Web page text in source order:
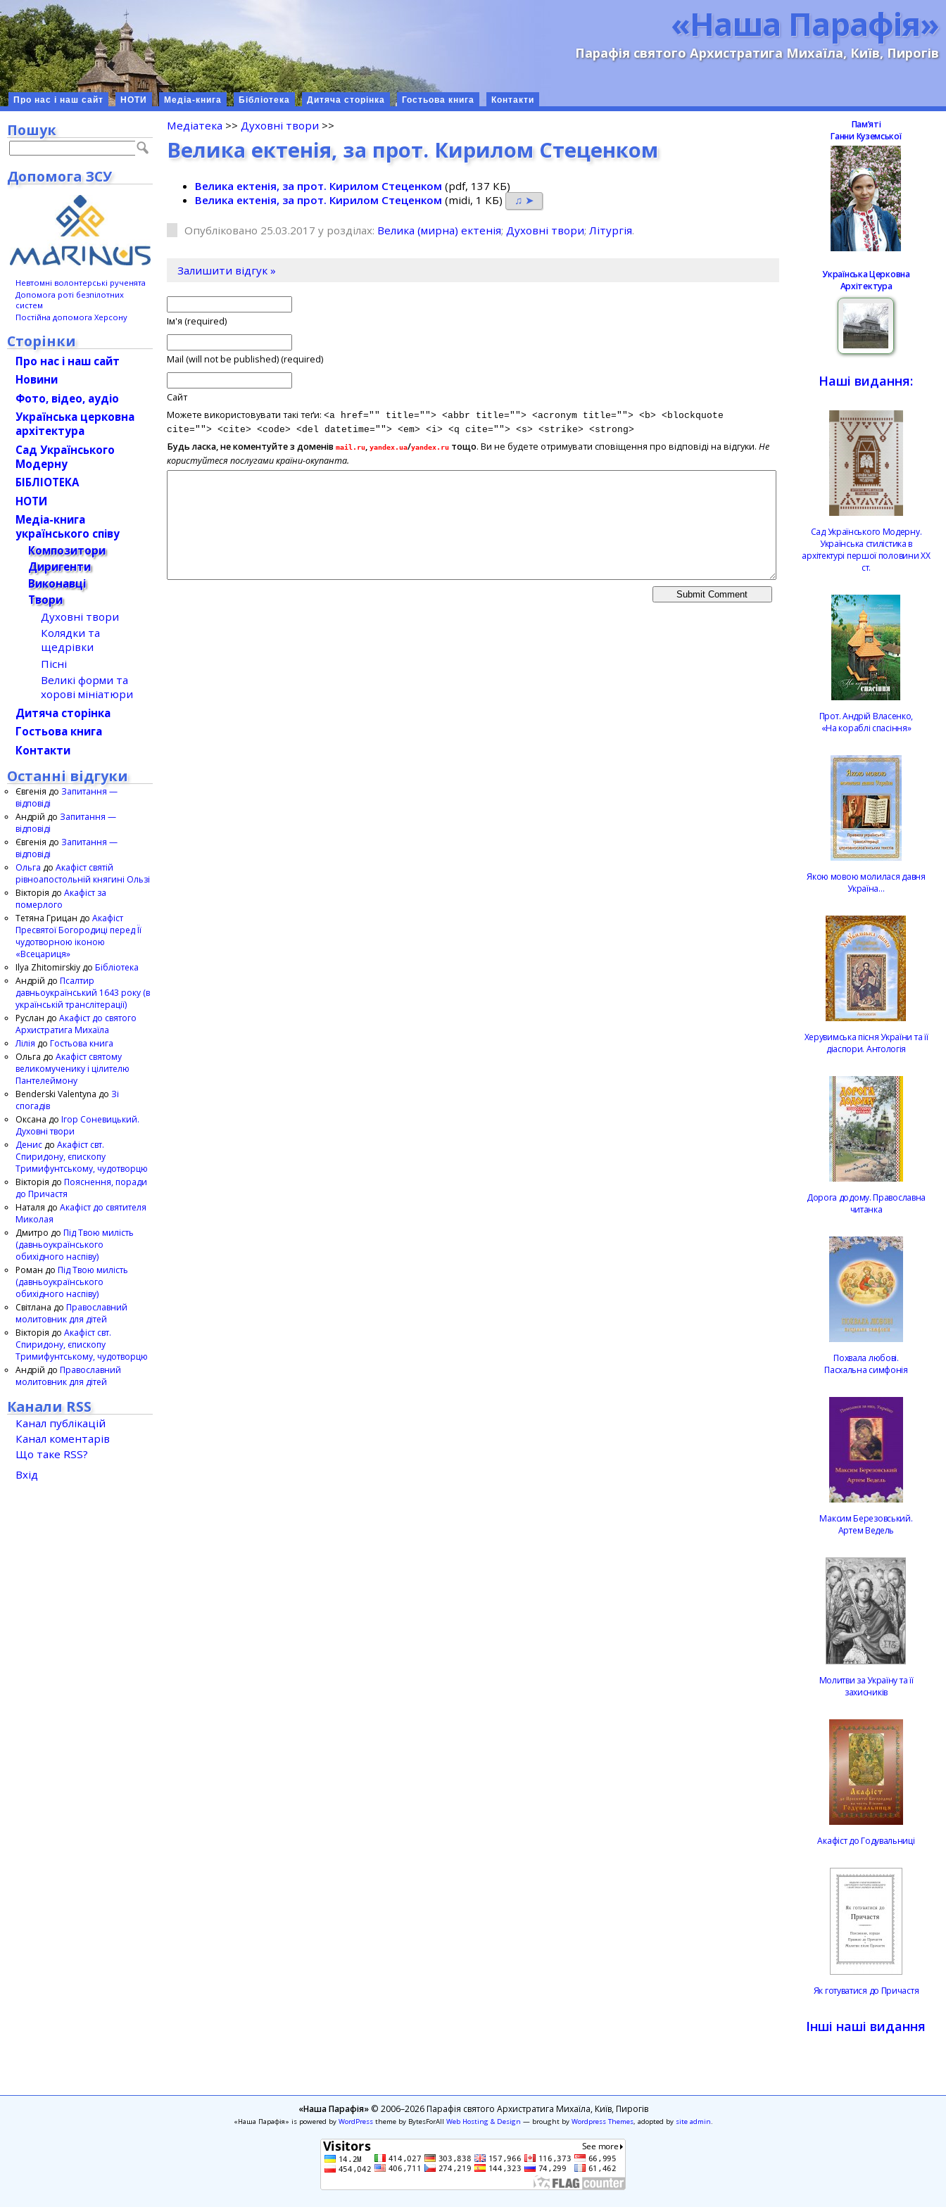
«Наша Парафія»
Парафія святого Архистратига Михаїла, Київ, Пирогів
Про нас і наш сайт НОТИ Медіа-книга Бібліотека Дитяча сторінка Гостьова книга Контакти
Медіатека >>Духовні твори >>
Велика ектенія, за прот. Кирилом Стеценком
Велика ектенія, за прот. Кирилом Стеценком (pdf, 137 КБ)
Велика ектенія, за прот. Кирилом Стеценком (midi, 1 КБ) ♫ ➤
Опубліковано 25.03.2017 у розділах: Велика (мирна) ектенія; Духовні твори; Літургія.
Залишити відгук »
Ім'я (required)
Mail (will not be published) (required)
Сайт
Можете використовувати такі теґи:<a href="" title=""> <abbr title=""> <acronym title=""> <b> <blockquote
cite=""> <cite> <code> <del datetime=""> <em> <i> <q cite=""> <s> <strike> <strong>
Будь ласка, не коментуйте з доменівmail.ru,yandex.ua/yandex.ru тощо. Ви не будете отримувати сповіщення про відповіді на відгуки.Не
користуйтеся послугами країни-окупанта.
Пошук
Допомога ЗСУ
Невтомні волонтерські рученята
Допомога роті безпілотних
систем
Постійна допомога Херсону
Сторінки
Про нас і наш сайт
Новини
Фото, відео, аудіо
Українська церковна
архітектура
Сад Українського
Модерну
БІБЛІОТЕКА
НОТИ
Медіа-книга
українського співу
Композитори
Диригенти
Виконавці
Твори
Духовні твори
Колядки та
щедрівки
Пісні
Великі форми та
хорові мініатюри
Дитяча сторінка
Гостьова книга
Контакти
Останні відгуки
Євгенія до Запитання —
відповіді
Андрій до Запитання —
відповіді
Євгенія до Запитання —
відповіді
Ольга до Акафіст святій
рівноапостольній княгині Ользі
Вікторія до Акафіст за
померлого
Тетяна Грицан до Акафіст
Пресвятої Богородиці перед Її
чудотворною іконою
«Всецариця»
Ilya Zhitomirskiy до Бібліотека
Андрій до Псалтир
давньоукраїнський 1643 року (в
українській транслітерації)
Руслан до Акафіст до святого
Архистратига Михаїла
Лілія до Гостьова книга
Ольга до Акафіст святому
великомученику і цілителю
Пантелеймону
Benderski Valentyna до Зі
спогадів
Оксана до Ігор Соневицький.
Духовні твори
Денис до Акафіст свт.
Спиридону, єпископу
Тримифунтському, чудотворцю
Вікторія до Пояснення, поради
до Причастя
Наталя до Акафіст до святителя
Миколая
Дмитро до Під Твою милість
(давньоукраїнського
обихідного наспіву)
Роман до Під Твою милість
(давньоукраїнського
обихідного наспіву)
Світлана до Православний
молитовник для дітей
Вікторія до Акафіст свт.
Спиридону, єпископу
Тримифунтському, чудотворцю
Андрій до Православний
молитовник для дітей
Канали RSS
Канал публікацій
Канал коментарів
Що таке RSS?
Вхід
Памʼяті
Ганни Куземської
Українська Церковна
Архітектура
Наші видання:
Сад Українського Модерну.
Українська стилістика в
архітектурі першої половини ХХ
ст.
Прот. Андрій Власенко,
«На кораблі спасіння»
Якою мовою молилася давня
Україна…
Херувимська пісня України та її
діаспори. Антологія
Дорога додому. Православна
читанка
Похвала любові.
Пасхальна симфонія
Максим Березовський.
Артем Ведель
Молитви за Україну та її
захисників
Акафіст до Годувальниці
Як готуватися до Причастя
Інші наші видання
«Наша Парафія»© 2006–2026 Парафія святого Архистратига Михаїла, Київ, Пирогів
«Наша Парафія» is powered by WordPresstheme by BytesForAll Web Hosting & Design — brought by Wordpress Themes, adopted by site admin.